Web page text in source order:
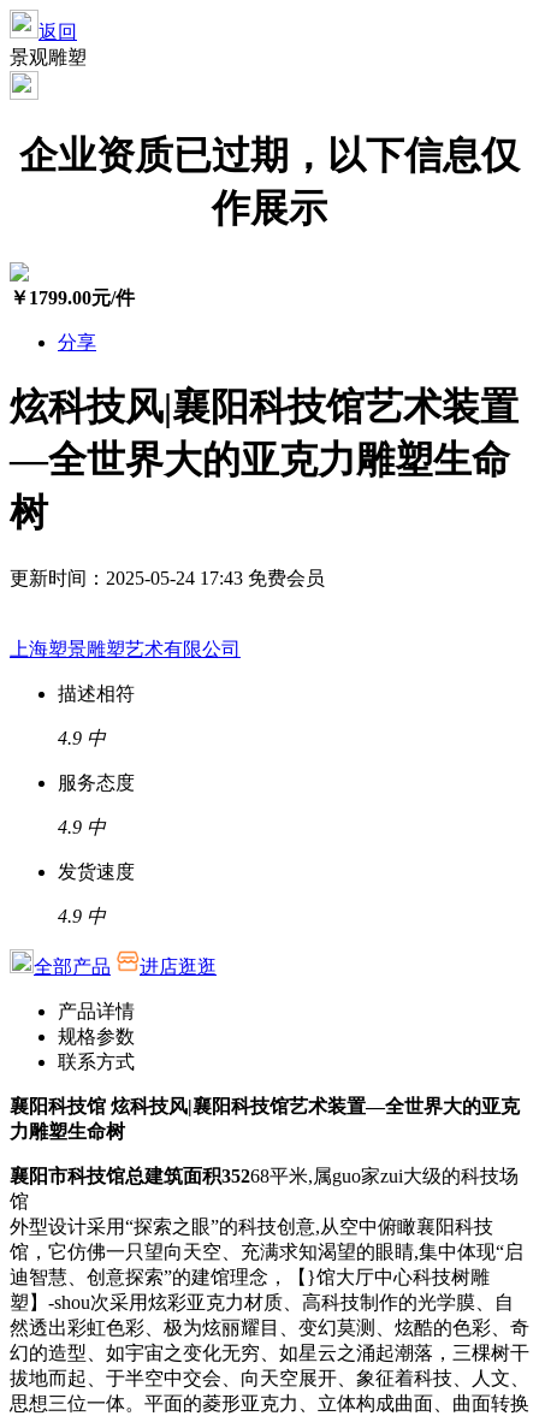
返回
景观雕塑
企业资质已过期，以下信息仅
作展示
￥1799.00元/件
分享
炫科技风|襄阳科技馆艺术装置
—全世界大的亚克力雕塑生命
树
更新时间：2025-05-24 17:43 免费会员
上海塑景雕塑艺术有限公司
描述相符
4.9 中
服务态度
4.9 中
发货速度
4.9 中
全部产品 进店逛逛
产品详情
规格参数
联系方式
襄阳科技馆 炫科技风|襄阳科技馆艺术装置—全世界大的亚克
力雕塑生命树
襄阳市科技馆总建筑面积35268平米,属guo家zui大级的科技场
馆
外型设计采用“探索之眼”的科技创意,从空中俯瞰襄阳科技
馆，它仿佛一只望向天空、充满求知渴望的眼睛,集中体现“启
迪智慧、创意探索”的建馆理念，【}馆大厅中心科技树雕
塑】-shou次采用炫彩亚克力材质、高科技制作的光学膜、自
然透出彩虹色彩、极为炫丽耀目、变幻莫测、炫酷的色彩、奇
幻的造型、如宇宙之变化无穷、如星云之涌起潮落，三棵树干
拔地而起、于半空中交会、向天空展开、象征着科技、人文、
思想三位一体。平面的菱形亚克力、立体构成曲面、曲面转换